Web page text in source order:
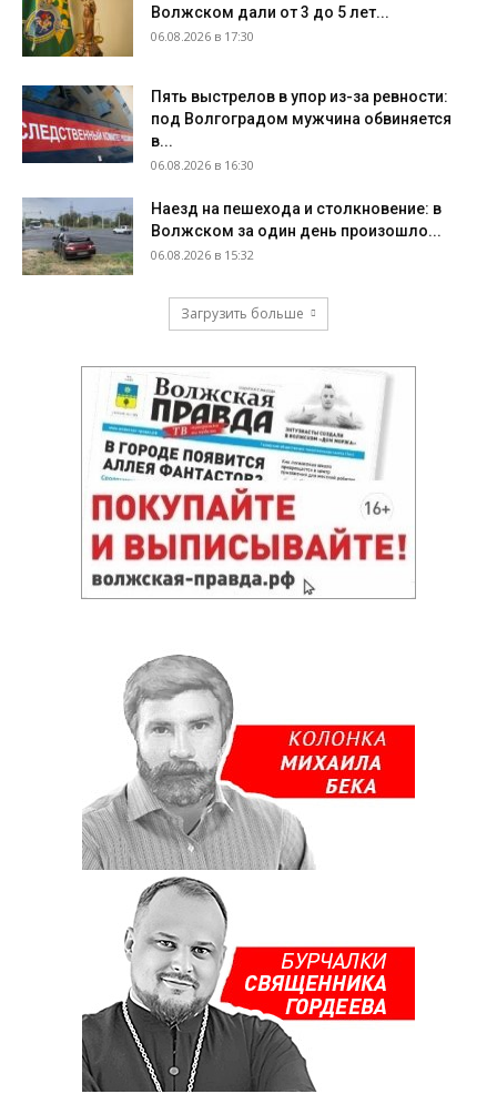
Волжском дали от 3 до 5 лет...
06.08.2026 в 17:30
Пять выстрелов в упор из-за ревности:
под Волгоградом мужчина обвиняется
в...
06.08.2026 в 16:30
Наезд на пешехода и столкновение: в
Волжском за один день произошло...
06.08.2026 в 15:32
Загрузить больше